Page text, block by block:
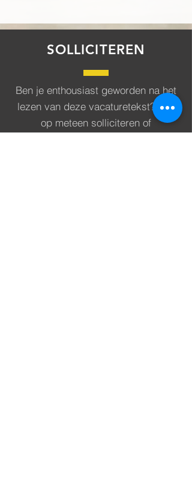
SOLLICITEREN
Ben je enthousiast geworden na het
lezen van deze vacaturetekst? Klik
op meteen solliciteren of